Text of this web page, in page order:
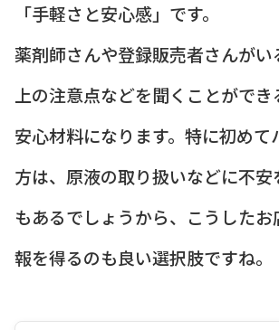
「手軽さと安心感」です。
薬剤師さんや登録販売者さんがい
上の注意点などを聞くことがで
安心材料になります。特に初めて
方は、原液の取り扱いなどに不安
もあるでしょうから、こうした
報を得るのも良い選択肢ですね。